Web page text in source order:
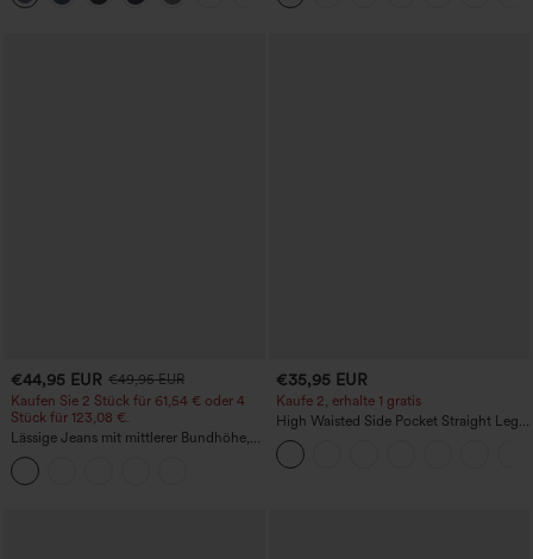
Easy Peezy
€44,95 EUR €49,95 EUR
Kaufen Sie 2 Stück für 61,54 € oder 4
Stück für 123,08 €.
Lässige Jeans mit mittlerer Bundhöhe,
Kordelzug und Taschen
€35,95 EUR
Kaufe 2, erhalte 1 gratis
High Waisted Side Pocket Straight Leg
Work Pants